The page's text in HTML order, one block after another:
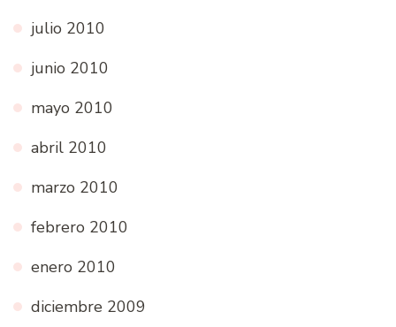
julio 2010
junio 2010
mayo 2010
abril 2010
marzo 2010
febrero 2010
enero 2010
diciembre 2009